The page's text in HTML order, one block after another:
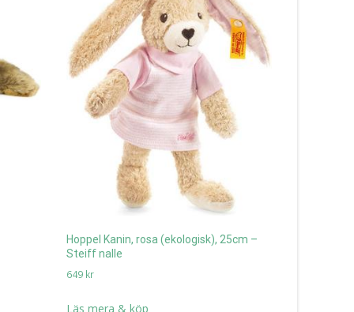
Hoppel Kanin, rosa (ekologisk), 25cm –
Steiff nalle
649 kr
Läs mera & köp